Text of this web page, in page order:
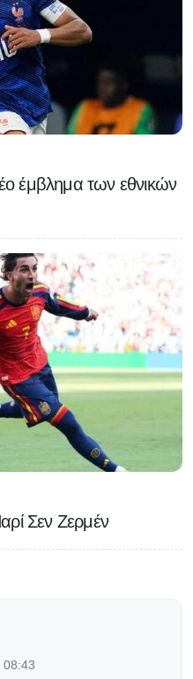
έμβλημα των εθνικών
Σεν Ζερμέν
08:43